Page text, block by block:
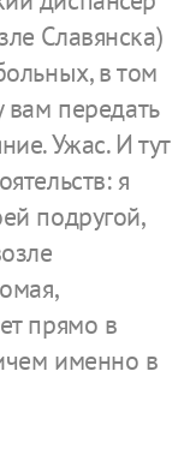
Славянска)
в том
вам передать
Ужас. И тут
я
подругой,
прямо в
именно в